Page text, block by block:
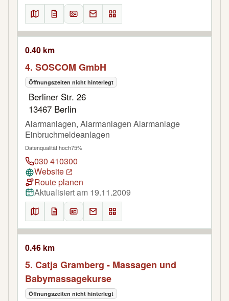
0.40 km
4. SOSCOM GmbH
Öffnungszeiten nicht hinterlegt
Berliner Str. 26
13467 Berlin
Alarmanlagen, Alarmanlagen Alarmanlage
Einbruchmeldeanlagen
Datenqualität hoch75%
030 410300
Website
Route planen
Aktualisiert am 19.11.2009
0.46 km
5. Catja Gramberg - Massagen und
Babymassagekurse
Öffnungszeiten nicht hinterlegt